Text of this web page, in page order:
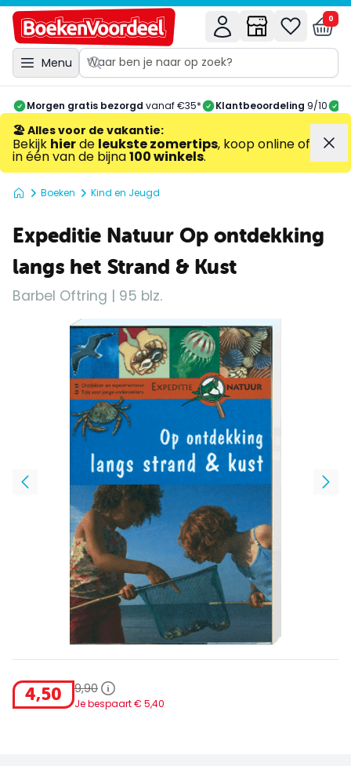
Menu
0
Morgen gratis bezorgd vanaf €35* Klantbeoordeling 9/10
🏖️ Alles voor de vakantie:
Bekijk hierde leukste zomertips, koop online of
in één van de bijna100 winkels.
Boeken Kind en Jeugd
Expeditie Natuur Op ontdekking
langs het Strand & Kust
Barbel Oftring | 95 blz.
4,50 9,90
Je bespaart € 5,40